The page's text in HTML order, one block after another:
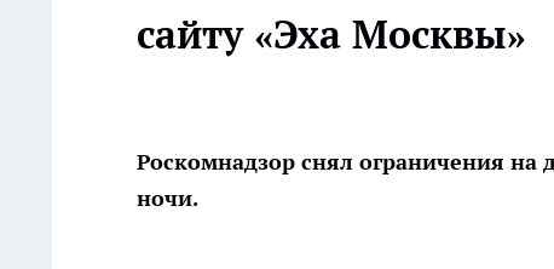
сайту «Эха Москвы»
Роскомнадзор снял ограничения на
ночи.